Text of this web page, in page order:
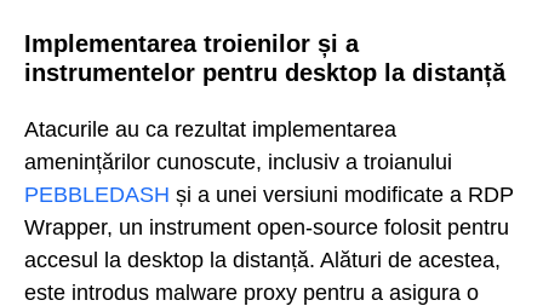
Implementarea troienilor și a
instrumentelor pentru desktop la distanță
Atacurile au ca rezultat implementarea
amenințărilor cunoscute, inclusiv a troianului
PEBBLEDASH și a unei versiuni modificate a RDP
Wrapper, un instrument open-source folosit pentru
accesul la desktop la distanță. Alături de acestea,
este introdus malware proxy pentru a asigura o